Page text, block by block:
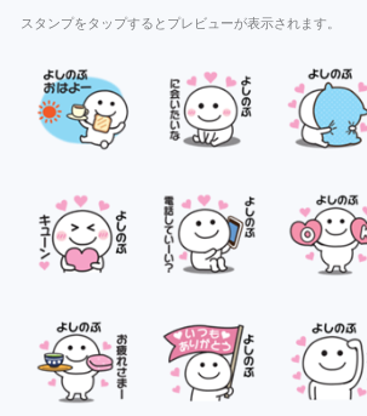
スタンプをタップするとプレビューが表示されます。